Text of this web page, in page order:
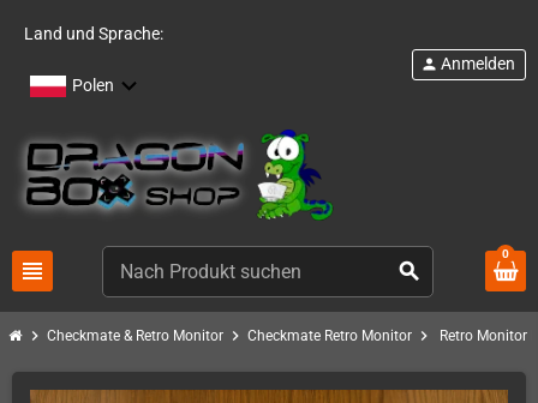
Land und Sprache:
Polen
view_headline search
person Anmelden
0
chevron_right Checkmate & Retro Monitor chevron_right Checkmate Retro Monitor chevron_right Retro Monitor